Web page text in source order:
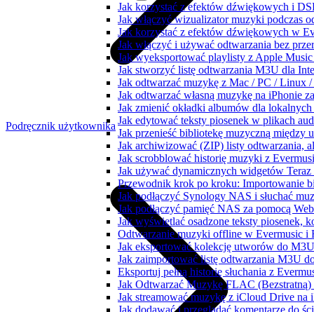
Jak korzystać z efektów dźwiękowych i
Jak włączyć wizualizator muzyki podczas
Jak korzystać z efektów dźwiękowych w
Jak włączyć i używać odtwarzania bez
Jak wyeksportować playlisty z Apple
Jak stworzyć listę odtwarzania M3U dla
Jak odtwarzać muzykę z Mac / PC /
Jak odtwarzać własną muzykę na iPhonie
Jak zmienić okładki albumów dla
Jak edytować teksty piosenek w plikach
Jak przenieść bibliotekę muzyczną
Jak archiwizować (ZIP) listy odtwarzania,
Jak scrobblować historię muzyki z
Jak używać dynamicznych widgetów
Przewodnik krok po kroku: Importowanie
Jak podłączyć Synology NAS i słuchać
Jak podłączyć pamięć NAS za pomocą
Jak wyświetlać osadzone teksty piosenek,
Odtwarzanie muzyki offline w Evermusic i
Jak eksportować kolekcję utworów do
Jak zaimportować listę odtwarzania M3U
Eksportuj pełną historię słuchania z
Jak Odtwarzać Muzykę FLAC
Jak streamować muzykę z iCloud Drive na
Jak dodawać i przeglądać komentarze do
Podręcznik użytkownika